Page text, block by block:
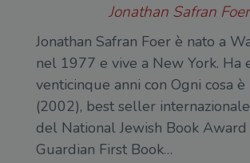
Jonathan Safran Foer
Jonathan Safran Foer è nato a
nel 1977 e vive a New York. Ha
venticinque anni con Ogni cosa
(2002), best seller
del National Jewish Book
Guardian First Book…